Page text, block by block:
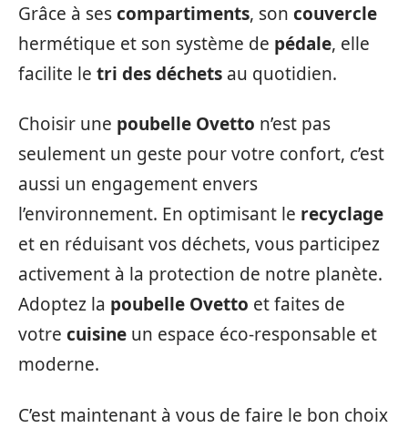
Grâce à sescompartiments, son couvercle
hermétique et son système de pédale, elle
facilite le tri des déchets au quotidien.
Choisir une poubelle Ovetto n’est pas
seulement un geste pour votre confort, c’est
aussi un engagement envers
l’environnement. En optimisant le recyclage
et en réduisant vos déchets, vous participez
activement à la protection de notre planète.
Adoptez la poubelle Ovetto et faites de
votre cuisine un espace éco-responsable et
moderne.
C’est maintenant à vous de faire le bon choix